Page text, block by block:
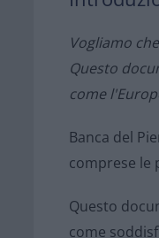
Vogliamo
Questo
come
Banca del
comprese le
Questo
come